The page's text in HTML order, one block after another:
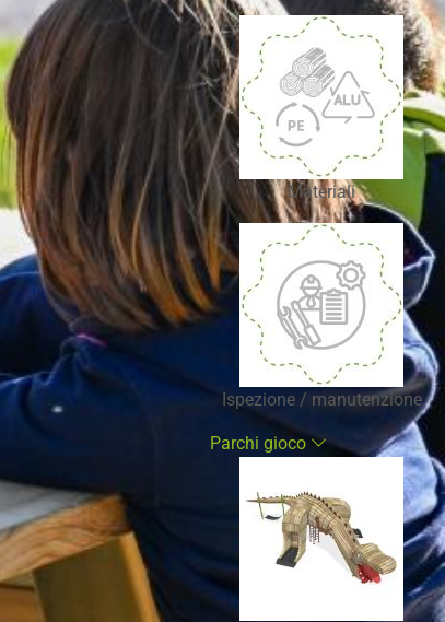
Materiali
Ispezione / manutenzione
Parchi gioco